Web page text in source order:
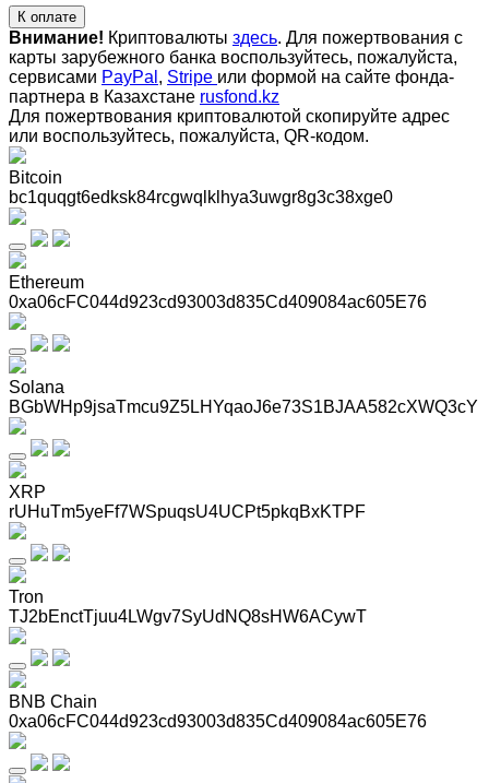
К оплате
Внимание! Криптовалюты здесь. Для пожертвования с
карты зарубежного банка воспользуйтесь, пожалуйста,
сервисами PayPal , Stripe или формой на сайте фонда-
партнера в Казахстане rusfond.kz
Для пожертвования криптовалютой скопируйте адрес
или воспользуйтесь, пожалуйста, QR-кодом.
Bitcoin
bc1quqgt6edksk84rcgwqlklhya3uwgr8g3c38xge0
Ethereum
0xa06cFC044d923cd93003d835Cd409084ac605E76
Solana
BGbWHp9jsaTmcu9Z5LHYqaoJ6e73S1BJAA582cXWQ3cY
XRP
rUHuTm5yeFf7WSpuqsU4UCPt5pkqBxKTPF
Tron
TJ2bEnctTjuu4LWgv7SyUdNQ8sHW6ACywT
BNB Chain
0xa06cFC044d923cd93003d835Cd409084ac605E76